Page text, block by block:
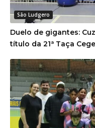
São Ludgero
Duelo de gigantes:
título da 21ª Taça